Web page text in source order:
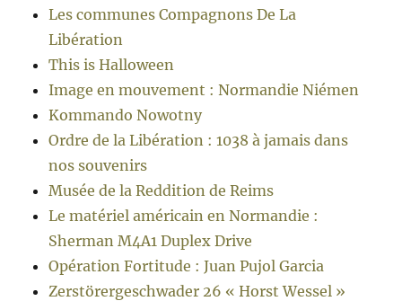
Les communes Compagnons De La
Libération
This is Halloween
Image en mouvement : Normandie Niémen
Kommando Nowotny
Ordre de la Libération : 1038 à jamais dans
nos souvenirs
Musée de la Reddition de Reims
Le matériel américain en Normandie :
Sherman M4A1 Duplex Drive
Opération Fortitude : Juan Pujol Garcia
Zerstörergeschwader 26 « Horst Wessel »